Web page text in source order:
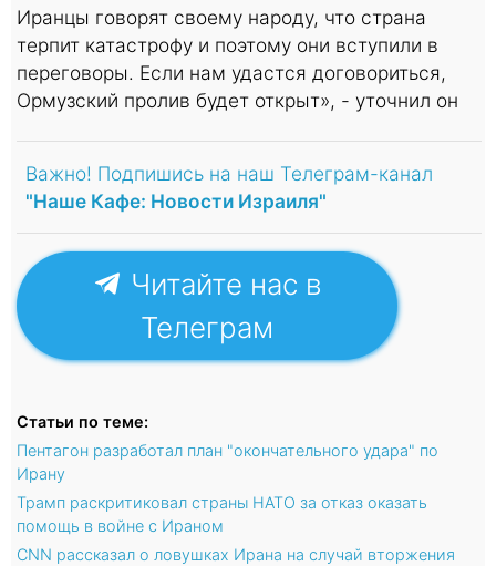
Иранцы говорят своему народу, что страна
терпит катастрофу и поэтому они вступили в
переговоры. Если нам удастся договориться,
Ормузский пролив будет открыт», - уточнил он
Важно! Подпишись на наш Телеграм-канал
"Наше Кафе: Новости Израиля"
Читайте нас в
Телеграм
Статьи по теме:
Пентагон разработал план "окончательного удара" по
Ирану
Трамп раскритиковал страны НАТО за отказ оказать
помощь в войне с Ираном
CNN рассказал о ловушках Ирана на случай вторжения